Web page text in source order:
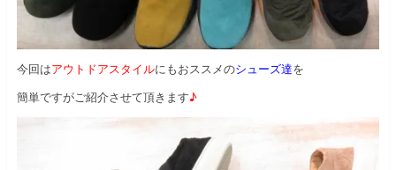
今回はアウトドアスタイルにもおススメのシューズ達を
簡単ですがご紹介させて頂きます♪